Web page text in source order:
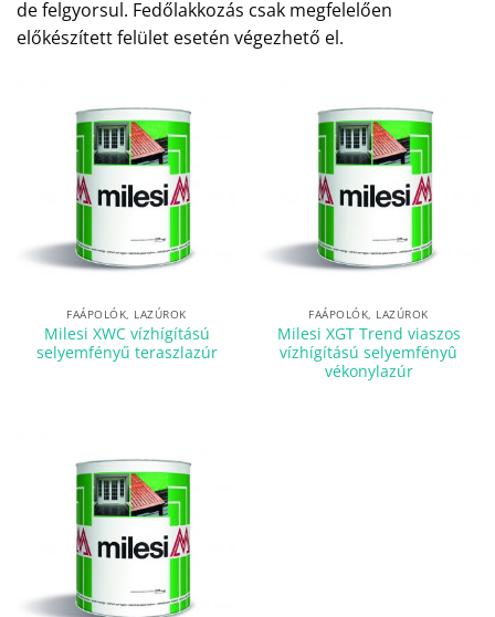
de felgyorsul. Fedőlakkozás csak megfelelően
előkészített felület esetén végezhető el.
FAÁPOLÓK, LAZÚROK
Milesi XWC vízhígítású
selyemfényű teraszlazúr
FAÁPOLÓK, LAZÚROK
Milesi XGT Trend viaszos
vízhígítású selyemfényû
vékonylazúr